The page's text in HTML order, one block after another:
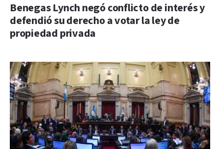
Benegas Lynch negó conflicto de interés y
defendió su derecho a votar la ley de
propiedad privada